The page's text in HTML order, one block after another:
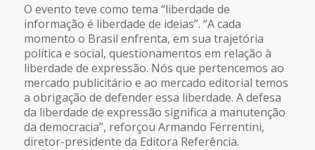
O evento teve como tema “liberdade de
informação é liberdade de ideias”. “A cada
momento o Brasil enfrenta, em sua trajetória
política e social, questionamentos em relação à
liberdade de expressão. Nós que pertencemos ao
mercado publicitário e ao mercado editorial temos
a obrigação de defender essa liberdade. A defesa
da liberdade de expressão significa a manutenção
da democracia”, reforçou Armando Ferrentini,
diretor-presidente da Editora Referência.